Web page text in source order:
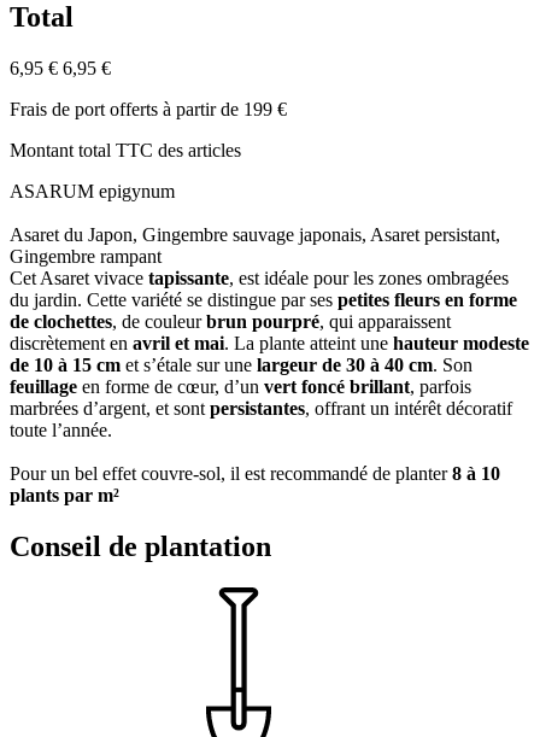
Total
6,95 € 6,95 €
Frais de port offerts à partir de 199 €
Montant total TTC des articles
ASARUM epigynum
Asaret du Japon, Gingembre sauvage japonais, Asaret persistant,
Gingembre rampant
Cet Asaret vivace tapissante, est idéale pour les zones ombragées
du jardin. Cette variété se distingue par ses petites fleurs en forme
de clochettes, de couleurbrun pourpré, qui apparaissent
discrètement en avril et mai. La plante atteint une hauteur modeste
de 10 à 15 cm et s’étale sur une largeur de 30 à 40 cm. Son
feuillage en forme de cœur, d’un vert foncé brillant, parfois
marbrées d’argent, et sont persistantes, offrant un intérêt décoratif
toute l’année.
Pour un bel effet couvre-sol, il est recommandé de planter8 à 10
plants par m²
Conseil de plantation